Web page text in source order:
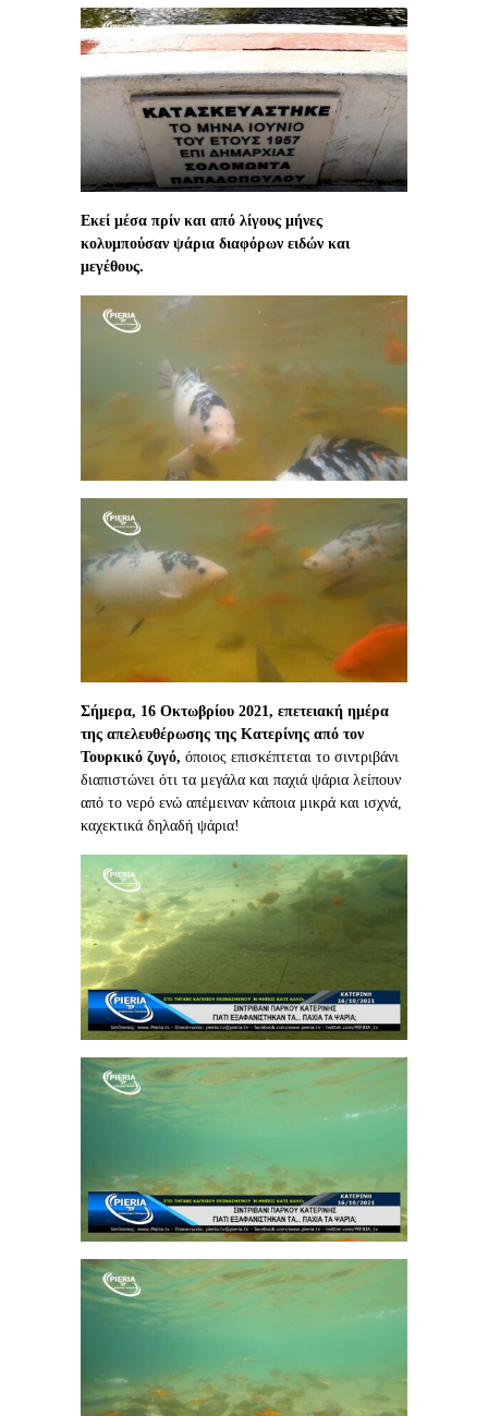
Εκεί μέσα πρίν και από λίγους μήνες
κολυμπούσαν ψάρια διαφόρων ειδών και
μεγέθους.
Σήμερα, 16 Οκτωβρίου 2021, επετειακή ημέρα
της απελευθέρωσης της Κατερίνης από τον
Τουρκικό ζυγό, όποιος επισκέπτεται το σιντριβάνι
διαπιστώνει ότι τα μεγάλα και παχιά ψάρια λείπουν
από το νερό ενώ απέμειναν κάποια μικρά και ισχνά,
καχεκτικά δηλαδή ψάρια!